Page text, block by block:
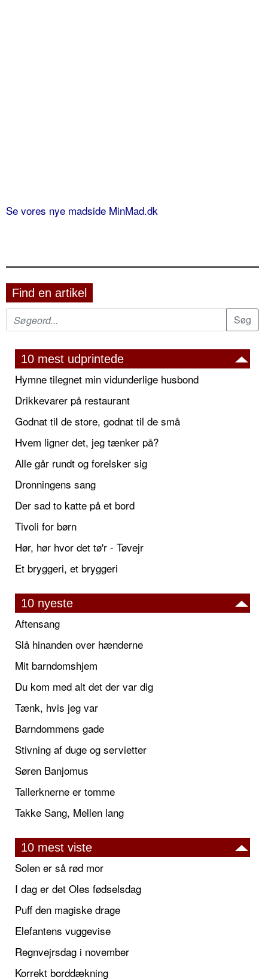
Se vores nye madside MinMad.dk
Find en artikel
10 mest udprintede
Hymne tilegnet min vidunderlige husbond
Drikkevarer på restaurant
Godnat til de store, godnat til de små
Hvem ligner det, jeg tænker på?
Alle går rundt og forelsker sig
Dronningens sang
Der sad to katte på et bord
Tivoli for børn
Hør, hør hvor det tø'r - Tøvejr
Et bryggeri, et bryggeri
10 nyeste
Aftensang
Slå hinanden over hænderne
Mit barndomshjem
Du kom med alt det der var dig
Tænk, hvis jeg var
Barndommens gade
Stivning af duge og servietter
Søren Banjomus
Tallerknerne er tomme
Takke Sang, Mellen lang
10 mest viste
Solen er så rød mor
I dag er det Oles fødselsdag
Puff den magiske drage
Elefantens vuggevise
Regnvejrsdag i november
Korrekt borddækning